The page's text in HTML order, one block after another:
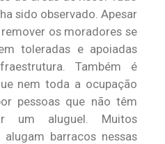
sido observado. Apesar
os moradores se
toleradas e apoiadas
Também é
nem toda a ocupação
pessoas que não têm
um aluguel. Muitos
barracos nessas